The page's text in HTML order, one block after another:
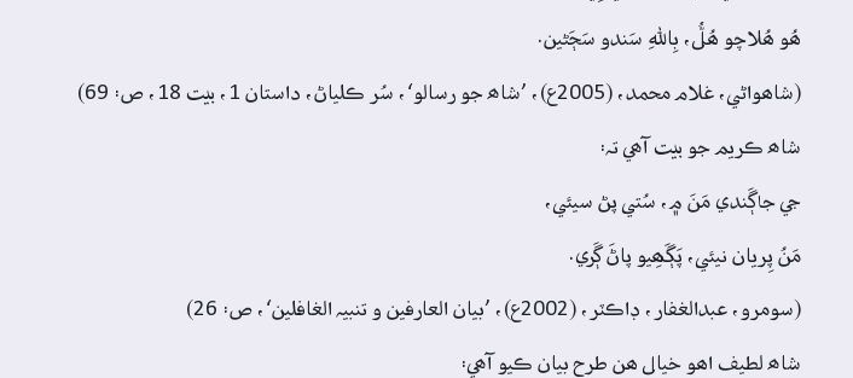
ھُو ھُلاچو ھُلُّ، بِاللهِ سَندو سَڄَڻين.
(شاھواڻي، غلام محمد، (2005ع)، ’شاھ جو رسالو‘، سُر ڪلياڻ، داستان 1، بيت 18، ص: 69)
شاھ ڪريم جو بيت آھي تہ:
جي جاڳَندي مَنَ ۾، سُتي پڻ سيئي،
مَنُ پِريان نيئي، پَڳَھِيو پاڻَ ڳَري.
(سومرو، عبدالغفار، ڊاڪٽر، (2002ع)، ’بيان العارفين و تنبيہ الغافلين‘، ص: 26)
شاھ لطيف اھو خيال ھن طرح بيان ڪيو آھي: